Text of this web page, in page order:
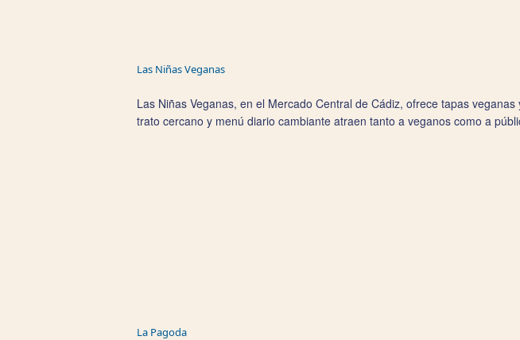
Las Niñas Veganas
Las Niñas Veganas, en el Mercado Central de Cádiz, ofrece tapas
trato cercano y menú diario cambiante atraen tanto a veganos como a
La Pagoda